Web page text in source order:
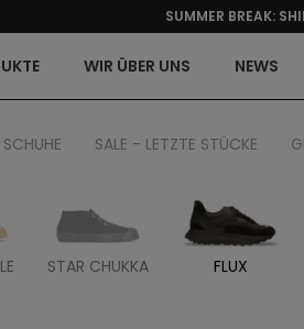
SUMMER BREAK:
WIR ÜBER UNS NEWS
SALE - LETZTE STÜCKE
STAR CHUKKA FLUX